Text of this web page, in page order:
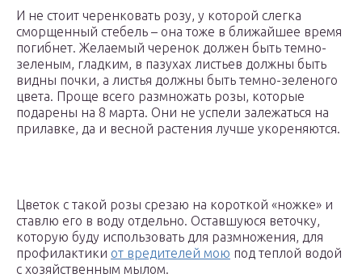
И не стоит черенковать розу, у которой слегка
сморщенный стебель – она тоже в ближайшее время
погибнет. Желаемый черенок должен быть темно-
зеленым, гладким, в пазухах листьев должны быть
видны почки, а листья должны быть темно-зеленого
цвета. Проще всего размножать розы, которые
подарены на 8 марта. Они не успели залежаться на
прилавке, да и весной растения лучше укореняются.
Цветок с такой розы срезаю на короткой «ножке» и
ставлю его в воду отдельно. Оставшуюся веточку,
которую буду использовать для размножения, для
профилактики от вредителей мою под теплой водой
с хозяйственным мылом.